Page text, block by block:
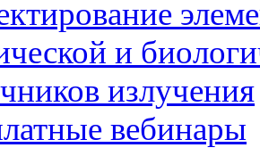
и
излучения
вебинары